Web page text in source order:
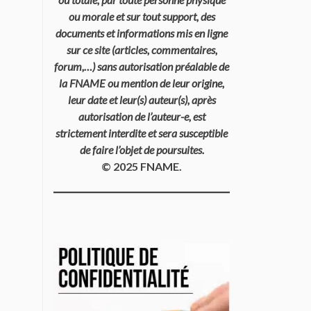
ou morale et sur tout support, des
documents et informations mis en ligne
sur ce site (articles, commentaires,
forum,…) sans autorisation préalable de
la FNAME ou mention de leur origine,
leur date et leur(s) auteur(s), après
autorisation de l’auteur-e, est
strictement interdite et sera susceptible
de faire l’objet de poursuites.
© 2025 FNAME.